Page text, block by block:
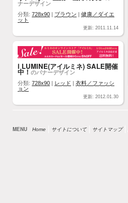
ナーデザイン
分類: 728x90 ブラウン
健康／ダイエ
ット
更新: 2011.11.14
i LUMINE(アイルミネ) SALE開催
中！のバナーデザイン
分類: 728x90 レッド
衣料／ファッシ
ョン
更新: 2012.01.30
MENU Home サイトについて サイトマップ